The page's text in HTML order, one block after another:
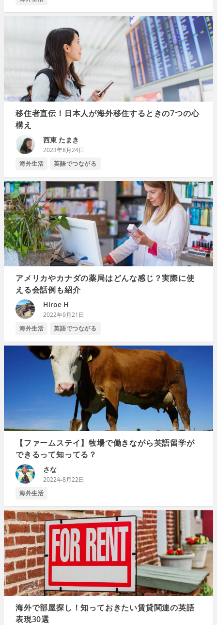
移住者直伝！日本人が海外移住するときの7つの心
構え
西東 たまき
2023年8月24日
海外生活
英語でつながる
アメリカやカナダの薬局はどんな感じ？実際に使
える会話例も紹介
Hiroe H
2022年9月21日
海外生活
英語でつながる
【ファームステイ】牧場で働きながら英語留学が
できるって知ってる？
さな
2022年8月22日
海外生活
海外で部屋探し！知っておきたい賃貸関連の英語
表現30選